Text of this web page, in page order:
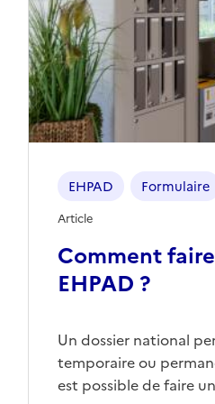
Comment
EHPAD ?
EHPAD Formulaire
Article
Un dossier national
temporaire ou
est possible de faire